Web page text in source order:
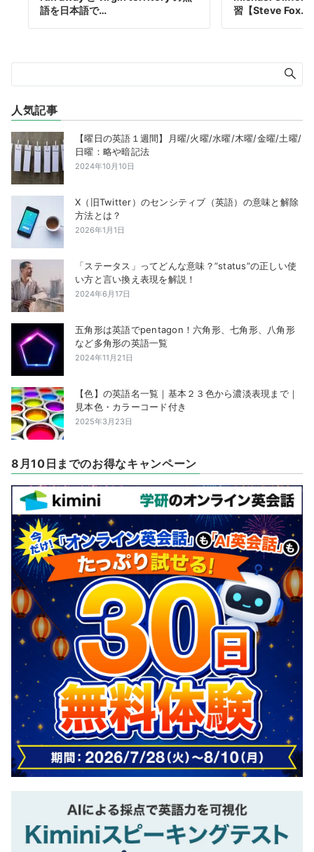
語を日本語で…
習【Steve Fox…
人気記事
【曜日の英語１週間】月曜/火曜/水曜/木曜/金曜/土曜/
日曜：略や暗記法
2024年10月10日
X（旧Twitter）のセンシティブ（英語）の意味と解除
方法とは？
2026年1月1日
「ステータス」ってどんな意味？”status”の正しい使
い方と言い換え表現を解説！
2024年6月17日
五角形は英語でpentagon！六角形、七角形、八角形
など多角形の英語一覧
2024年11月21日
【色】の英語名一覧｜基本２３色から濃淡表現まで｜
見本色・カラーコード付き
2025年3月23日
8月10日までのお得なキャンペーン